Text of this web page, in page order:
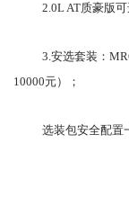
2.0L AT质豪版
3.安选套装：
10000元）；
选装包安全配置